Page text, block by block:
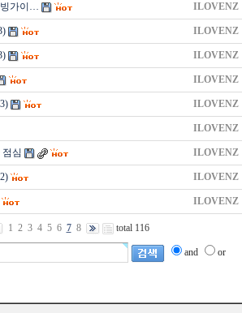
빙가이… ILOVENZ
ILOVENZ
ILOVENZ
ILOVENZ
ILOVENZ
ILOVENZ
심 ILOVENZ
ILOVENZ
ILOVENZ
1 2 3 4 5 6 7 8 total 116
and or